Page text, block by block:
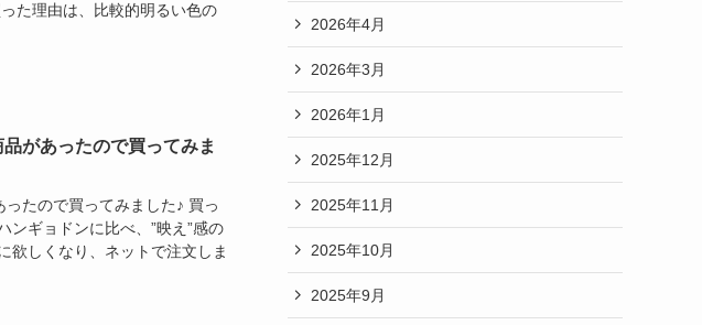
た理由は、比較的明るい色の
があったので買ってみま
たので買ってみました♪ 買っ
ンギョドンに比べ、”映え”感の
欲しくなり、ネットで注文しま
2026年4月
2026年3月
2026年1月
2025年12月
2025年11月
2025年10月
2025年9月